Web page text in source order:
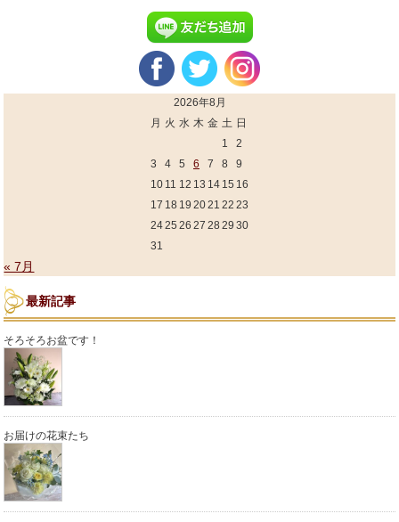
2026年8月
月 火 水 木 金 土 日
1
2
3
4 5 6 7 8
9
10 11 12 13 14 15 16
17 18 19 2021 22 23
2425 26 27 28 29 30
31
« 7月
最新記事
そろそろお盆です！
お届けの花束たち